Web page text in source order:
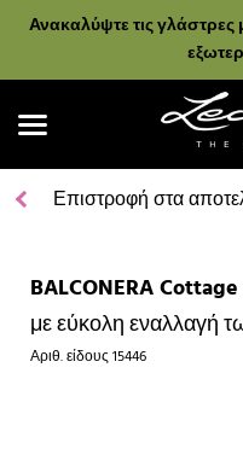
Ανακαλύψτε τις
Επιστροφή στα
BALCONERA
με εύκολη εναλλαγή
Αριθ. είδους15446